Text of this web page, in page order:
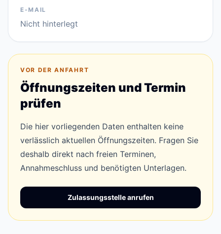
E-MAIL
Nicht hinterlegt
VOR DER ANFAHRT
Öffnungszeiten und Termin
prüfen
Die hier vorliegenden Daten enthalten keine
verlässlich aktuellen Öffnungszeiten. Fragen Sie
deshalb direkt nach freien Terminen,
Annahmeschluss und benötigten Unterlagen.
Zulassungsstelle anrufen